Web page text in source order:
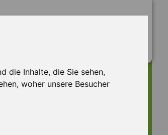
die Inhalte, die Sie sehen,
woher unsere Besucher